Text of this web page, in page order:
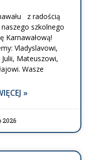
z radością
szkolnego
Karnawałową!
Vladyslavowi,
Julii, Mateuszowi,
Wasze
»
2026